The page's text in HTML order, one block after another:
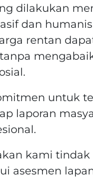
dilakukan
dan
rentan
untuk
laporan
kami tindak
asesmen